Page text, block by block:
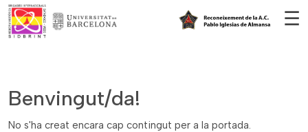
☰
Benvingut/da!
No s'ha creat encara cap contingut per a la portada.